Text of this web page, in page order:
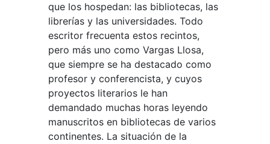
que los hospedan: las bibliotecas, las
librerías y las universidades. Todo
escritor frecuenta estos recintos,
pero más uno como Vargas Llosa,
que siempre se ha destacado como
profesor y conferencista, y cuyos
proyectos literarios le han
demandado muchas horas leyendo
manuscritos en bibliotecas de varios
continentes. La situación de la